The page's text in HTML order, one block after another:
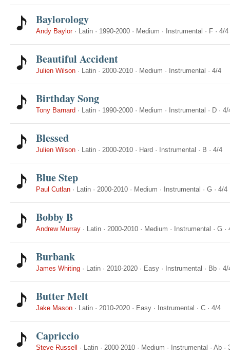
Baylorology
Andy Baylor· Latin · 1990-2000 · Medium · Instrumental · F · 4/4
Beautiful Accident
Julien Wilson · Latin · 2000-2010 · Medium · Instrumental · 4/4
Birthday Song
Tony Barnard · Latin · 1990-2000 · Medium · Instrumental · D · 4/
Blessed
Julien Wilson · Latin · 2000-2010 · Hard · Instrumental · B · 4/4
Blue Step
Paul Cutlan · Latin · 2000-2010 · Medium · Instrumental · G · 4/4
Bobby B
Andrew Murray · Latin · 2000-2010 · Medium · Instrumental · G ·
Burbank
James Whiting · Latin · 2010-2020 · Easy · Instrumental · Bb · 4/
Butter Melt
Jake Mason · Latin · 2010-2020 · Easy · Instrumental · C · 4/4
Capriccio
Steve Russell · Latin · 2000-2010 · Medium · Instrumental · Ab ·